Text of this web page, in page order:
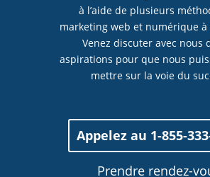
à l’aide de plusieurs
marketing web et numérique à
Venez discuter avec nous
aspirations pour que nous
mettre sur la voie du
Appelez au 1-855-
Prendre rendez-